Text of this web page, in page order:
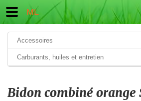
ML
Accessoires
Carburants, huiles et entretien
Bidon combiné orange